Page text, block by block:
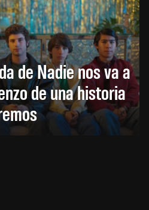
de Nadie nos va a
de una historia